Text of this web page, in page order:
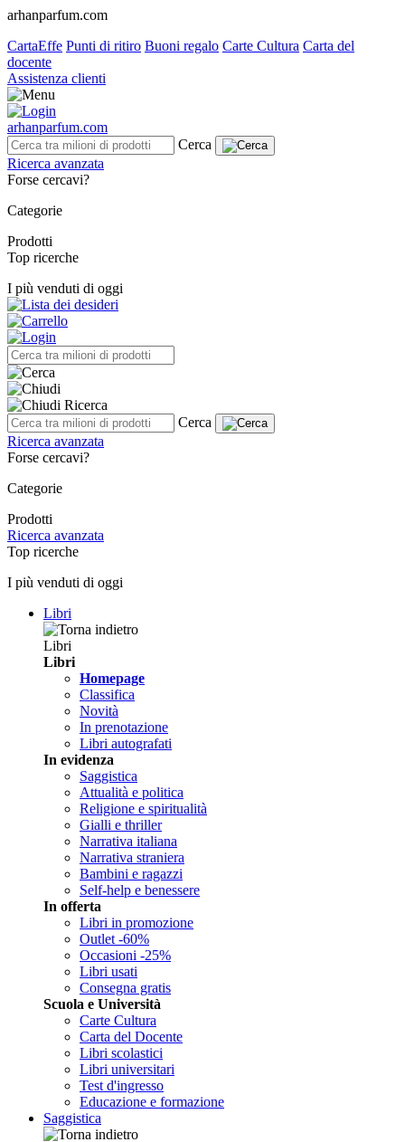
arhanparfum.com
CartaEffe Punti di ritiro Buoni regalo Carte Cultura Carta del
docente
Assistenza clienti
arhanparfum.com
Cerca
Ricerca avanzata
Forse cercavi?
Categorie
Prodotti
Top ricerche
I più venduti di oggi
Cerca
Ricerca avanzata
Forse cercavi?
Categorie
Prodotti
Ricerca avanzata
Top ricerche
I più venduti di oggi
Libri
Libri
Libri
Homepage
Classifica
Novità
In prenotazione
Libri autografati
In evidenza
Saggistica
Attualità e politica
Religione e spiritualità
Gialli e thriller
Narrativa italiana
Narrativa straniera
Bambini e ragazzi
Self-help e benessere
In offerta
Libri in promozione
Outlet -60%
Occasioni -25%
Libri usati
Consegna gratis
Scuola e Università
Carte Cultura
Carta del Docente
Libri scolastici
Libri universitari
Test d'ingresso
Educazione e formazione
Saggistica